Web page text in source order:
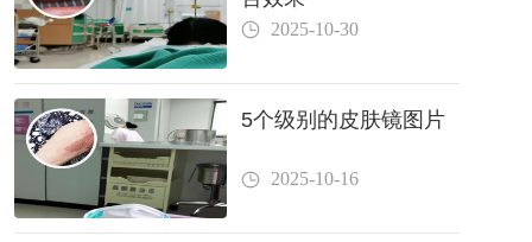
2025-10-30
5个级别的皮肤镜图片
2025-10-16